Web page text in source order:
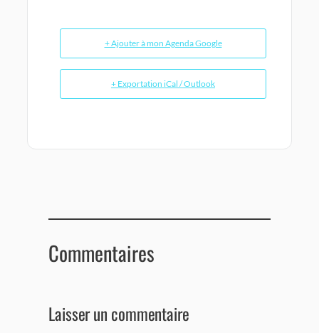
+ Ajouter à mon Agenda Google
+ Exportation iCal / Outlook
Commentaires
Laisser un commentaire